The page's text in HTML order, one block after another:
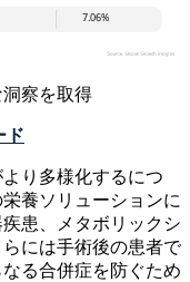
察を取得
ド
り多様化するにつ
養ソリューションに
患、メタボリックシ
には手術後の患者で
る合併症を防ぐため